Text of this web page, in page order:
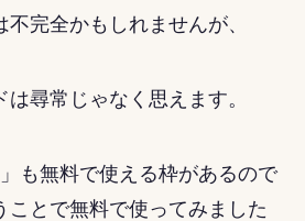
完全かもしれませんが、
尋常じゃなく思えます。
も無料で使える枠があるので
ことで無料で使ってみました